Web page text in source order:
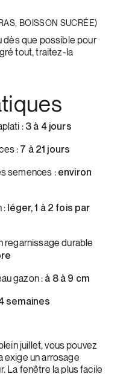
BOISSON SUCRÉE)
dès que possible pour
tout, traitez-la
: 3 à 4 jours
: 7 à 21 jours
semences : environ
: léger, 1 à 2 fois par
regarnissage durable
gazon : à 8 à 9 cm
semaines
juillet, vous pouvez
exige un arrosage
La fenêtre la plus facile